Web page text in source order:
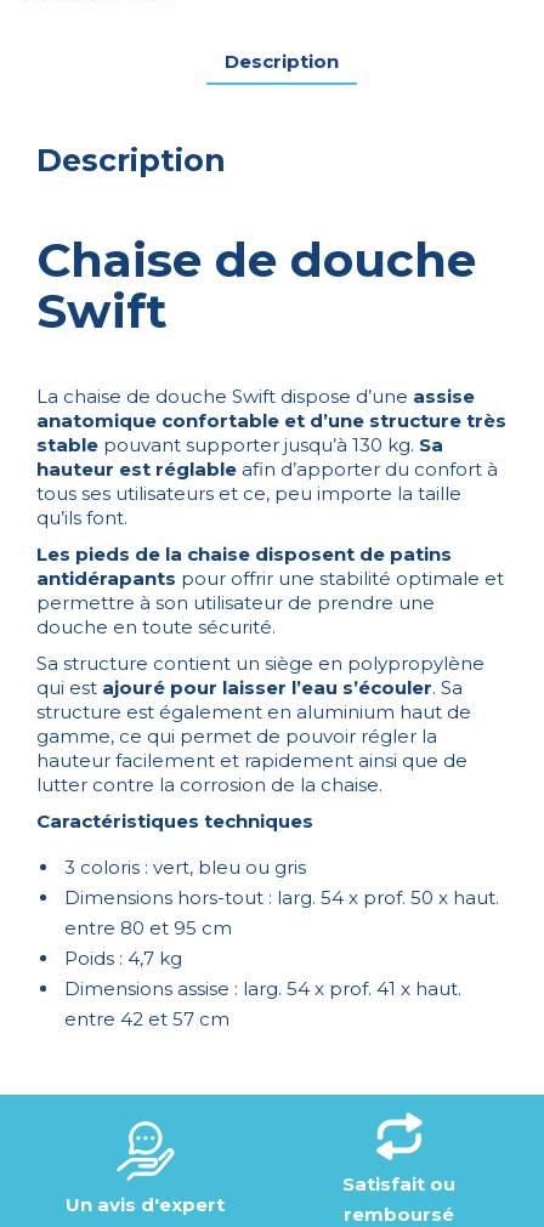
Description
Description
Chaise de douche
Swift
La chaise de douche Swift dispose d’une assise
anatomique confortable et d’une structure très
stable pouvant supporter jusqu’à 130 kg. Sa
hauteur est réglable afin d’apporter du confort à
tous ses utilisateurs et ce, peu importe la taille
qu’ils font.
Les pieds de la chaise disposent de patins
antidérapants pour offrir une stabilité optimale et
permettre à son utilisateur de prendre une
douche en toute sécurité.
Sa structure contient un siège en polypropylène
qui est ajouré pour laisser l’eau s’écouler. Sa
structure est également en aluminium haut de
gamme, ce qui permet de pouvoir régler la
hauteur facilement et rapidement ainsi que de
lutter contre la corrosion de la chaise.
Caractéristiques techniques
3 coloris : vert, bleu ou gris
Dimensions hors-tout : larg. 54 x prof. 50 x haut.
entre 80 et 95 cm
Poids : 4,7 kg
Dimensions assise : larg. 54 x prof. 41 x haut.
entre 42 et 57 cm
Un avis d'expert
Satisfait ou
remboursé